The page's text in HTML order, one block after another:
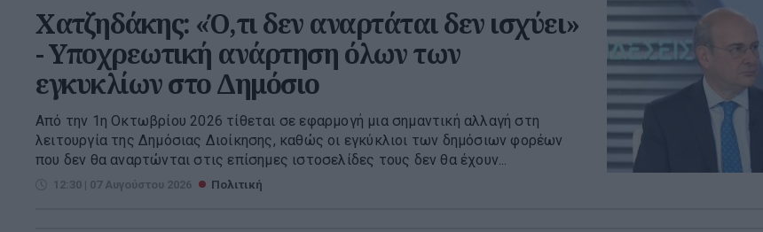
Χατζηδάκης: «Ό,τι δεν αναρτάται δεν ισχύει»
- Υποχρεωτική ανάρτηση όλων των
εγκυκλίων στο Δημόσιο
Από την 1η Οκτωβρίου 2026 τίθεται σε εφαρμογή μια σημαντική αλλαγή στη
λειτουργία της Δημόσιας Διοίκησης, καθώς οι εγκύκλιοι των δημόσιων φορέων
που δεν θα αναρτώνται στις επίσημες ιστοσελίδες τους δεν θα έχουν...
12:30 | 07 Αυγούστου 2026 Πολιτική